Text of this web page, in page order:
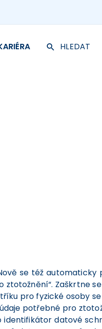
HLEDAT
se též
ztotožnění“. Zaškrtne
pro fyzické osoby
potřebné pro
datové